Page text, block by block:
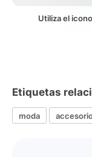
Utiliza el
Etiquetas
moda